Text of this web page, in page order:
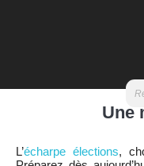
Une
L’écharpe élections,